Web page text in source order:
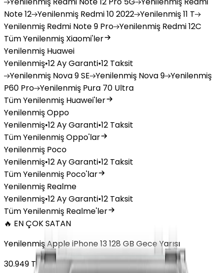
Note 12 Yenilenmiş Redmi 10 2022 Yenilenmiş11 T
Yenilenmiş Redmi Note 9 Pro Yenilenmiş Redmi 12C
Tüm Yenilenmiş Xiaomi'ler
Yenilenmiş Huawei
Yenilenmiş•12 Ay Garanti•12 Taksit
Yenilenmiş Nova 9 SE Yenilenmiş Nova 9 Yenilenmiş
P60 Pro Yenilenmiş Pura 70 Ultra
Tüm Yenilenmiş Huawei'ler
Yenilenmiş Oppo
Yenilenmiş•12 Ay Garanti•12 Taksit
Tüm Yenilenmiş Oppo'lar
Yenilenmiş Poco
Yenilenmiş•12 Ay Garanti•12 Taksit
Tüm Yenilenmiş Poco'lar
Yenilenmiş Realme
Yenilenmiş•12 Ay Garanti•12 Taksit
Tüm Yenilenmiş Realme'ler
🔥 EN ÇOK SATAN
Yenilenmiş Apple iPhone 13 128 GB Gece Yarısı
30.949 TL'denbaşlayan fiyatlar